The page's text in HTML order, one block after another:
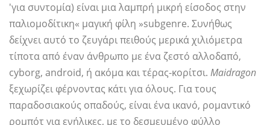
'για συντομία) είναι μια λαμπρή μικρή είσοδος στην
παλιομοδίτικη« μαγική φίλη »subgenre. Συνήθως
δείχνει αυτό το ζευγάρι πειθούς μερικά χιλιόμετρα
τίποτα από έναν άνθρωπο με ένα ζεστό αλλοδαπό,
cyborg, android, ή ακόμα και τέρας-κορίτσι. Maidragon
ξεχωρίζει φέρνοντας κάτι για όλους. Για τους
παραδοσιακούς οπαδούς, είναι ένα ικανό, ρομαντικό
ρομπότ για ενήλικες, με το δεσμευμένο φύλλο